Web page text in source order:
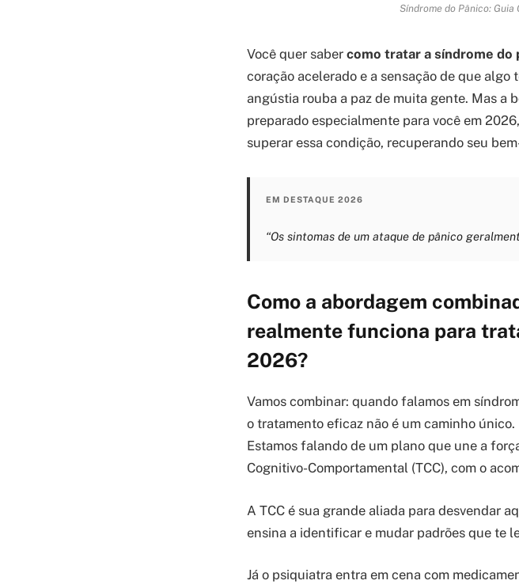
Síndrome do Pânico:
Você quer saber como tratar a síndrome do
coração acelerado e a sensação de que
angústia rouba a paz de muita gente. Mas a
preparado especialmente para você em
superar essa condição, recuperando seu
EM DESTAQUE 2026
“Os sintomas de um ataque de pânico
Como a abordagem
realmente funciona para
2026?
Vamos combinar: quando falamos em
o tratamento eficaz não é um caminho
Estamos falando de um plano que une a
Cognitivo-Comportamental (TCC), com o
A TCC é sua grande aliada para desvendar
ensina a identificar e mudar padrões que te
Já o psiquiatra entra em cena com